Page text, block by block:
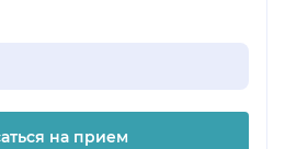
на прием